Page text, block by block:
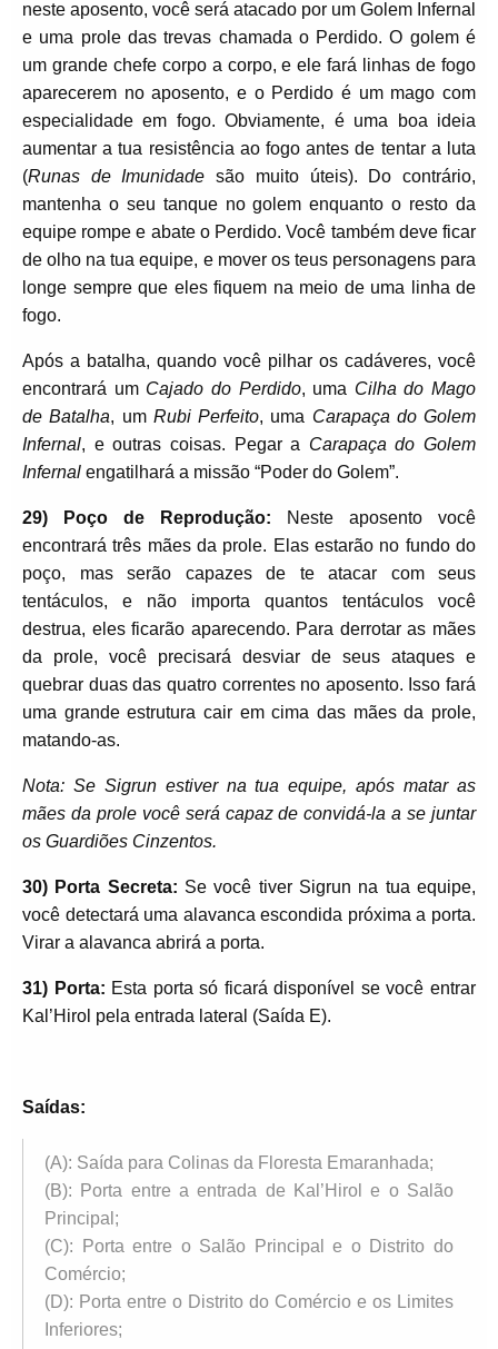
neste aposento, você será atacado por um Golem Infernal
e uma prole das trevas chamada o Perdido. O golem é
um grande chefe corpo a corpo, e ele fará linhas de fogo
aparecerem no aposento, e o Perdido é um mago com
especialidade em fogo. Obviamente, é uma boa ideia
aumentar a tua resistência ao fogo antes de tentar a luta
(Runas de Imunidade são muito úteis). Do contrário,
mantenha o seu tanque no golem enquanto o resto da
equipe rompe e abate o Perdido. Você também deve ficar
de olho na tua equipe, e mover os teus personagens para
longe sempre que eles fiquem na meio de uma linha de
fogo.
Após a batalha, quando você pilhar os cadáveres, você
encontrará um Cajado do Perdido, uma Cilha do Mago
de Batalha, um Rubi Perfeito, uma Carapaça do Golem
Infernal, e outras coisas. Pegar a Carapaça do Golem
Infernal engatilhará a missão “Poder do Golem”.
29) Poço de Reprodução:
Neste aposento você
encontrará três mães da prole. Elas estarão no fundo do
poço, mas serão capazes de te atacar com seus
tentáculos, e não importa quantos tentáculos você
destrua, eles ficarão aparecendo. Para derrotar as mães
da prole, você precisará desviar de seus ataques e
quebrar duas das quatro correntes no aposento. Isso fará
uma grande estrutura cair em cima das mães da prole,
matando-as.
Nota: Se Sigrun estiver na tua equipe, após matar as
mães da prole você será capaz de convidá-la a se juntar
os Guardiões Cinzentos.
30) Porta Secreta: Se você tiver Sigrun na tua equipe,
você detectará uma alavanca escondida próxima a porta.
Virar a alavanca abrirá a porta.
31) Porta: Esta porta só ficará disponível se você entrar
Kal’Hirol pela entrada lateral (Saída E).
Saídas:
(A): Saída para Colinas da Floresta Emaranhada;
(B): Porta entre a entrada de Kal’Hirol e o Salão
Principal;
(C): Porta entre o Salão Principal e o Distrito do
Comércio;
(D): Porta entre o Distrito do Comércio e os Limites
Inferiores;